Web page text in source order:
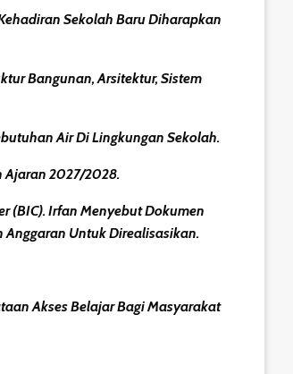
Sekolah Baru Diharapkan
Bangunan, Arsitektur, Sistem
Air Di Lingkungan Sekolah.
Ajaran 2027/2028.
(BIC). Irfan Menyebut Dokumen
Anggaran Untuk Direalisasikan.
Akses Belajar Bagi Masyarakat